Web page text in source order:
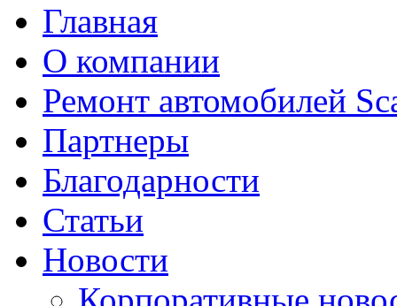
Главная
О компании
Ремонт автомобилей
Партнеры
Благодарности
Статьи
Новости